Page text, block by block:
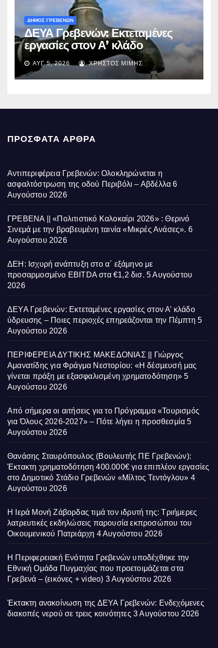
ΔΗΜΟΣ ΓΡΕΒΕΝΩΝ
ΔΕΥΑ Γρεβενών: Εκτεταμένες
εργασίες στον Α’ κλάδο
ύδρευσης – Ποιες περιοχές
επηρεάζονται την Πέμπτη
ΑΥΓ 5, 2026 ΧΡΉΣΤΟΣ ΜΊΜΗΣ
ΠΡΌΣΦΑΤΑ ΆΡΘΡΑ
Αντιπεριφέρεια Γρεβενών: Ολοκληρώνεται η
ασφαλτόστρωση της οδού Περιβόλι – Αβδέλλα 6
Αυγούστου 2026
ΓΡΕΒΕΝΑ || «Πολιτιστικό Καλοκαίρι 2026» : Θερινό
Σινεμά με την βραβευμένη ταινία «Μικρές Ανάσες». 6
Αυγούστου 2026
ΔΕΗ: Ισχυρή ανάπτυξη στο α΄ εξάμηνο με
προσαρμοσμένο EBITDA στα €1,2 δισ. 5 Αυγούστου
2026
ΔΕΥΑ Γρεβενών: Εκτεταμένες εργασίες στον Α’ κλάδο
ύδρευσης – Ποιες περιοχές επηρεάζονται την Πέμπτη 5
Αυγούστου 2026
ΠΕΡΙΦΕΡΕΙΑ ΔΥΤΙΚΗΣ ΜΑΚΕΔΟΝΙΑΣ || Γιώργος
Αμανατίδης για Φράγμα Νεστορίου: «Η δέσμευσή μας
γίνεται πράξη με εξασφαλισμένη χρηματοδότηση» 5
Αυγούστου 2026
Από σήμερα οι αιτήσεις για το Πρόγραμμα «Τουρισμός
για Όλους 2026-2027» – Πότε λήγει η προσθεσμία 5
Αυγούστου 2026
Θανάσης Σταυρόπουλος (Βουλευτής ΠΕ Γρεβενών):
Έκτακτη χρηματοδότηση 400.000€ για επιπλέον εργασίες
στο Δημοτικό Στάδιο Γρεβενών «Μίλτος Τεντόγλου» 4
Αυγούστου 2026
Η Ιερά Μονή Ζάβορδας τιμά τον ιδρυτή της: Τριήμερες
λατρευτικές εκδηλώσεις παρουσία εκπροσώπου του
Οικουμενικού Πατριάρχη 4 Αυγούστου 2026
Η Περιφερειακή Ενότητα Γρεβενών υποδέχθηκε την
Εθνική Ομάδα Πυγμαχίας που προετοιμάζεται στα
Γρεβενά – (εικόνες + video) 3 Αυγούστου 2026
Έκτακτη ανακοίνωση της ΔΕΥΑ Γρεβενών: Ενδεχόμενες
διακοπές νερού σε τρεις κοινότητες 3 Αυγούστου 2026